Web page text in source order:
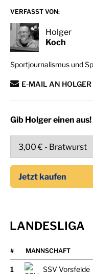
VERFASST VON:
Holger
Koch
Sportjournalismus und
E-MAIL AN HOLGER
Gib Holger einen aus!
LANDESLIGA
# MANNSCHAFT
1 SSV Vorsfelde